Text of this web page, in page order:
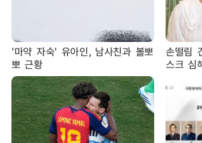
'마약 자숙' 유아인, 남사친과 볼뽀
뽀 근황
손떨림
스크 심